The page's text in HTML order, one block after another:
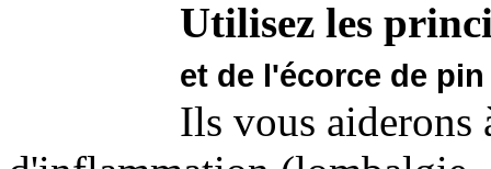
Utilisez les
et de l'écorce de
Ils vous aiderons